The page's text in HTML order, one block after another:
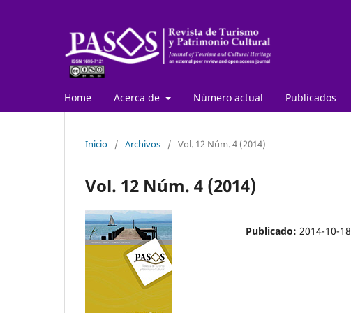
Home Acerca de Número actual Publicados
Inicio / Archivos / Vol. 12 Núm. 4 (2014)
Vol. 12 Núm. 4 (2014)
Publicado: 2014-10-18